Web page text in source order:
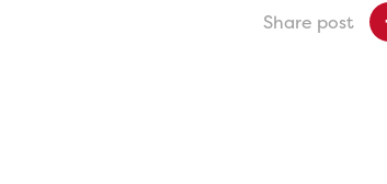
Share post